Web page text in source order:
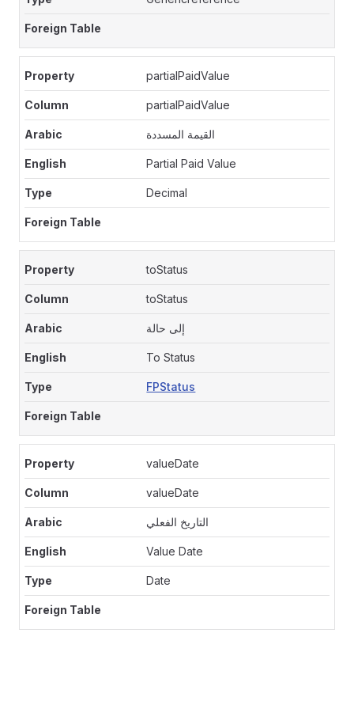
partialPaidValue
partialPaidValue
القيمة المسددة
Partial Paid Value
Decimal
toStatus
toStatus
إلى حالة
To Status
FPStatus
valueDate
valueDate
التاريخ الفعلي
Value Date
Date